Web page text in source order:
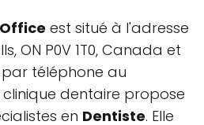
est situé à l'adresse
ON P0V 1T0, Canada et
téléphone au
clinique dentaire propose
en Dentiste. Elle